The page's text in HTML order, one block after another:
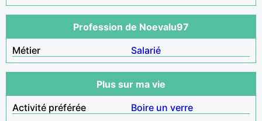
Profession de Noevalu97
Métier
Salarié
Plus sur ma vie
Activité préférée
Boire un verre